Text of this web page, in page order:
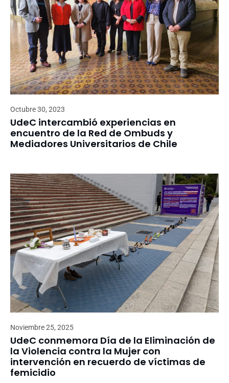
Octubre 30, 2023
UdeC intercambió experiencias en
encuentro de la Red de Ombuds y
Mediadores Universitarios de Chile
Noviembre 25, 2025
UdeC conmemora Día de la Eliminación de
la Violencia contra la Mujer con
intervención en recuerdo de víctimas de
femicidio